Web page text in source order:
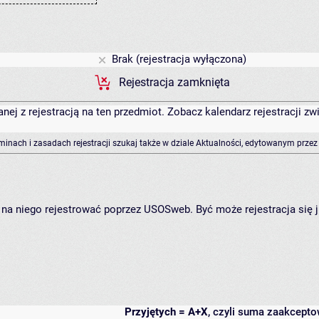
Brak (rejestracja wyłączona)
Rejestracja zamknięta
z rejestracją na ten przedmiot. Zobacz kalendarz rejestracji
i zasadach rejestracji szukaj także w dziale Aktualności, edytowanym
niego rejestrować poprzez USOSweb. Być może rejestracja się
Przyjętych = A+X, czyli suma